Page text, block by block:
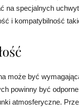
na specjalnych
i kompatybilność
może być
powinny być
atmosferyczne.